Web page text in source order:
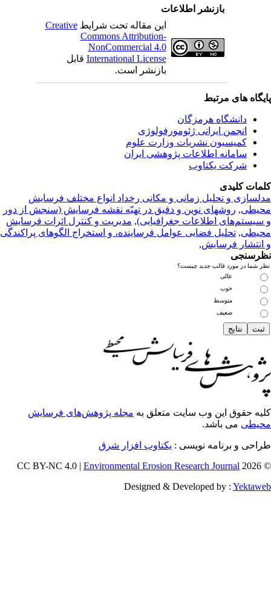
بازنشر اطلاعات
این مقاله تحت شرایطCreative
Commons Attribution-
NonCommercial 4.0
International Licenseقابل
بازنشر است.
های مرتبط
دانشگاه هرمزگان
انجمن ایرانی ژئومورفولوژی
کمیسیون نشریات وزارت علوم
سامانه اطلاعات پژوهشی ایران
شرکت یکتاوب
کلیدی
و تحلیل زمانی و مکانی رخداد انواع مختلف فرسایش
, روشهای نوین و دقیق در تهیّه نقشه فرسایش (سنجش از دور
اطلاعات جغرافیایی) ,مدیریت و کنترل اثرات فرسایش
, تحلیل فضایی عوامل فرساینده، و استخراج الگوهای پراکندگی
فرسایش,
شما در مورد قالب جدید چیست؟
عالی
خوب
متوسط
ضعیف
حقوق این وب سایت متعلق بهمجله پژوهش‌های فرسایش
می باشد.
و برنامه نویسی : یکتاوب افزار شرق
©
Environmental Erosion Research Journal
Designed & Developed by :